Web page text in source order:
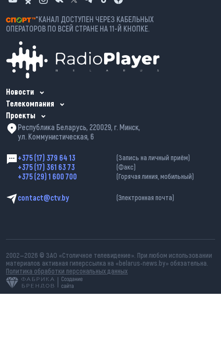
*КАНАЛ ДОСТУПЕН ЧЕРЕЗ КАБЕЛЬНЫХ
ОПЕРАТОРОВ ПО ВСЕЙ СТРАНЕ НА 11-Й КНОПКЕ.
Новости
Телекомпания
Проекты
Республика Беларусь, 220029, г. Минск,
ул. Коммунистическая, 6
+375 (17) 379 64 13 (Запись на личный приём)
+375 (17) 361 63 73 (Факс)
+375 (29) 1 600 700 (Горячая линия, мобильный)
contact@ctv.by (Электронная почта)
2002—2026 © ЗАО «Столичное телевидение». При любом использовании
материалов активная гиперссылка на «belarus-news.by» обязательна.
Политика обработки персональных данных